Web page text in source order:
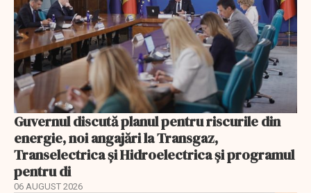
Guvernul discută planul pentru riscurile din
energie, noi angajări la Transgaz,
Transelectrica și Hidroelectrica și programul
pentru di
06 AUGUST 2026